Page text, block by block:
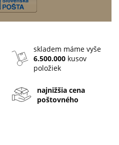
skladem máme vyše
6.500.000 kusov
položiek
najnižšia cena
poštovného